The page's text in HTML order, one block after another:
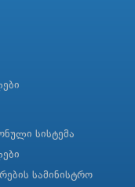
სისტემა
სამინისტრო